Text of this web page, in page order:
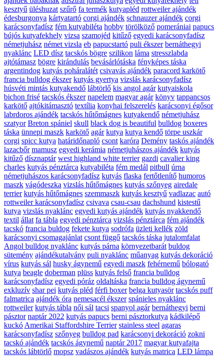
kesztyű üléshuzat szűrő fa termék kutyapléd rottweiler ajándék
édesburgonya kártyatartó corgi ajándék schnauzer ajándék corgi
karácsonyfadísz fém kutyabiléta hobby törölköző pomerániai papucs
bújós kutyafekhely vizsa szamojéd kitűző egyedi karácsonyfadísz
németjuhász német vizsla eb papucstartó puli ékszer bernáthegyi
nyaklánc LED dísz tacskós bögre szilikon láma stresszlabda
ajtótámasz bögre kirándulás bevásárlótáska fényképes táska
argentindog kutyás poháralátét csivavás ajándék paracord karkötő
francia bulldog ékszer kutyás gyertya vizslás karácsonyfadísz
húsvéti mintás kutyakendő lábtörlő kis angol agár kutyaiskola
bichon frisé tacskós ékszer napelem magyar agár könyv tappancsos
karkötő ajtókitámasztó textília konyhai felszerelés karácsonyi égősor
labrdoros ajándék tacskós hűtőmágnes kutyakendő németjuhász
szatyor Breton spániel skull black dog is beautiful bulldog boxeres
táska ünnepi maszk karkötő agár kutya kutya kendő törpe uszkár
corgi spicc kutya határidőnapló csont karóra Demény taskós ajándék
lazacbőr mamusz egyedi kerámia németjuhászos ajándék kutyás
kitűző dísznaptár west highland white terrier gazdi cavalier king
charles kutyás pénztárca kutyabiléta fém medál pitbull úrna
németjuhászos karácsonyfadísz kutyás flaska fertőtlenítő humoros
maszk vágódeszka vizslás hűtőmágnes kutyás szőnyeg airedale
terrier kutyás hűtőmágnes szemmaszk kutyás kesztyű vadlazac autó
rottweiler karácsonyfadísz csivava csau-csau dachshund kistestű
kutya vizslás nyaklánc egyedi kutyás ajándék kutyás nyakkendő
textil állat fa tábla egyedi pénztárca vizslás pénztárca fém ajándék
tacskó francia buldog fekete kutya sodrófa üzleti kellék zöld
karácsonyi csomagajánlat csont függő tacskós táska jutalomfalat
Angol bulldog nyaklánc kutyás párna környezetbarát buldog
sütemény ajándékutalvány puli nyaklánc műanyag kutyás dekoráció
vírus kutyás sál husky ágynemű egyedi maszk fehérnemű bólogató
kutya beagle doberman plüss kutyás felső francia bulldog
karácsonyfadísz egyedi póráz oldaltáska francia bulldog ágynemű
exkluzív shar pei kutyás pléd férfi boxer belga kutyasör tacskós puff
falmatrica ajándék óra nemesacél ékszer spánieles nyaklánc
rottweiler kutyás tábla női sál tacsi spanyol agár bernáthegyi berni
pásztor naptár 2022 kutyás papucs berni pásztorkutya kádkilépő
kuckó Amerikai Staffordshire Terrier stainless steel agaras
karácsonyfadísz szőnyeg bulldog pad karácsonyi dekoráció zokni
tacskó ajándék tacskós ágynemű naptár 2017 magyar kutyafajta
tacskós lábtörlő mopsz vadászos ajándék kutyás matrica LED lámpa